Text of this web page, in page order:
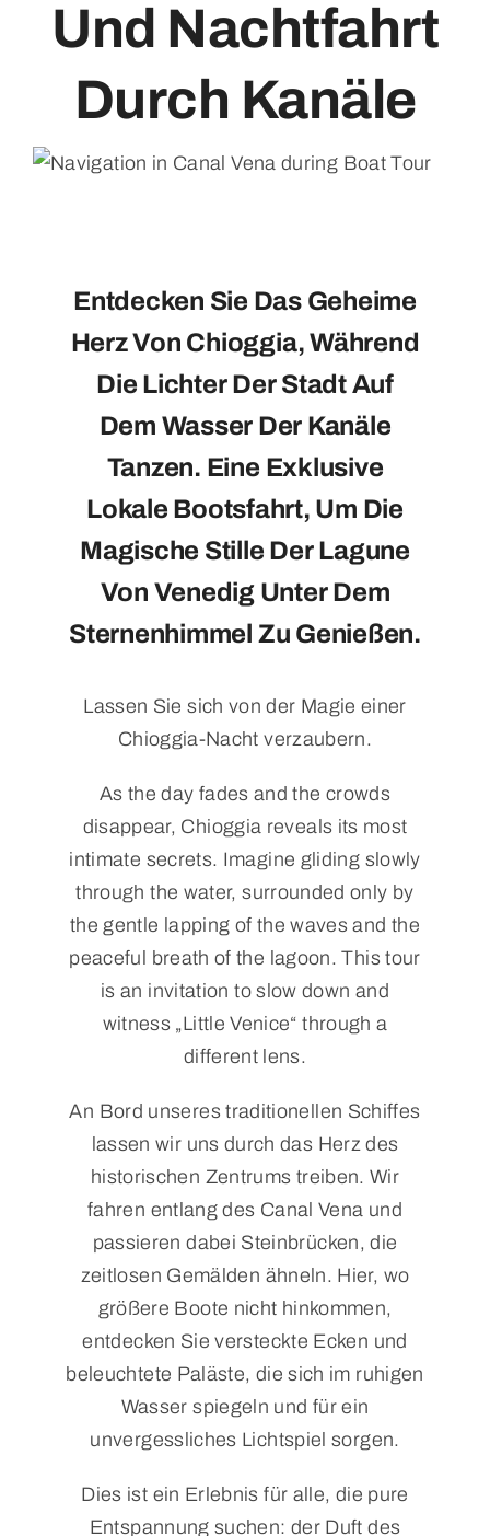
Kontakt
Und Nachtfahrt
Durch Kanäle
Entdecken Sie Das Geheime
Herz Von Chioggia, Während
Die Lichter Der Stadt Auf
Dem Wasser Der Kanäle
Tanzen. Eine Exklusive
Lokale Bootsfahrt, Um Die
Magische Stille Der Lagune
Von Venedig Unter Dem
Sternenhimmel Zu Genießen.
Lassen Sie sich von der Magie einer
Chioggia-Nacht verzaubern.
As the day fades and the crowds
disappear, Chioggia reveals its most
intimate secrets. Imagine gliding slowly
through the water, surrounded only by
the gentle lapping of the waves and the
peaceful breath of the lagoon. This tour
is an invitation to slow down and
witness „Little Venice“ through a
different lens.
An Bord unseres traditionellen Schiffes
lassen wir uns durch das Herz des
historischen Zentrums treiben. Wir
fahren entlang des Canal Vena und
passieren dabei Steinbrücken, die
zeitlosen Gemälden ähneln. Hier, wo
größere Boote nicht hinkommen,
entdecken Sie versteckte Ecken und
beleuchtete Paläste, die sich im ruhigen
Wasser spiegeln und für ein
unvergessliches Lichtspiel sorgen.
Dies ist ein Erlebnis für alle, die pure
Entspannung suchen: der Duft des